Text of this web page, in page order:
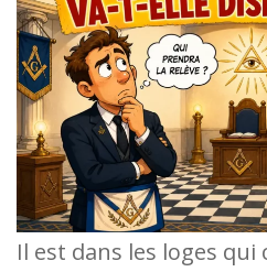
Il est dans les loges